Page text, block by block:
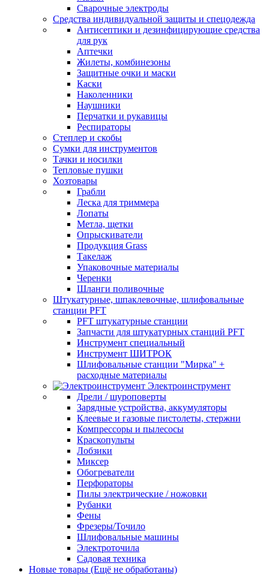
Сварочные электроды
Средства индивидуальной защиты и спецодежда
Антисептики и дезинфицирующие средства
для рук
Аптечки
Жилеты, комбинезоны
Защитные очки и маски
Каски
Наколенники
Наушники
Перчатки и рукавицы
Респираторы
Степлер и скобы
Сумки для инструментов
Тачки и носилки
Тепловые пушки
Хозтовары
Грабли
Леска для триммера
Лопаты
Метла, щетки
Опрыскиватели
Продукция Grass
Такелаж
Упаковочные материалы
Черенки
Шланги поливочные
Штукатурные, шпаклевочные, шлифовальные
станции PFT
PFT штукатурные станции
Запчасти для штукатурных станций PFT
Инструмент специальный
Инструмент ШИТРОК
Шлифовальные станции "Мирка" +
расходные материалы
Электроинструмент
Дрели / шуроповерты
Зарядные устройства, аккумуляторы
Клеевые и газовые пистолеты, стержни
Компрессоры и пылесосы
Краскопульты
Лобзики
Миксер
Обогреватели
Перфораторы
Пилы электрические / ножовки
Рубанки
Фены
Фрезеры/Точило
Шлифовальные машины
Электроточила
Садовая техника
Новые товары (Ещё не обработаны)